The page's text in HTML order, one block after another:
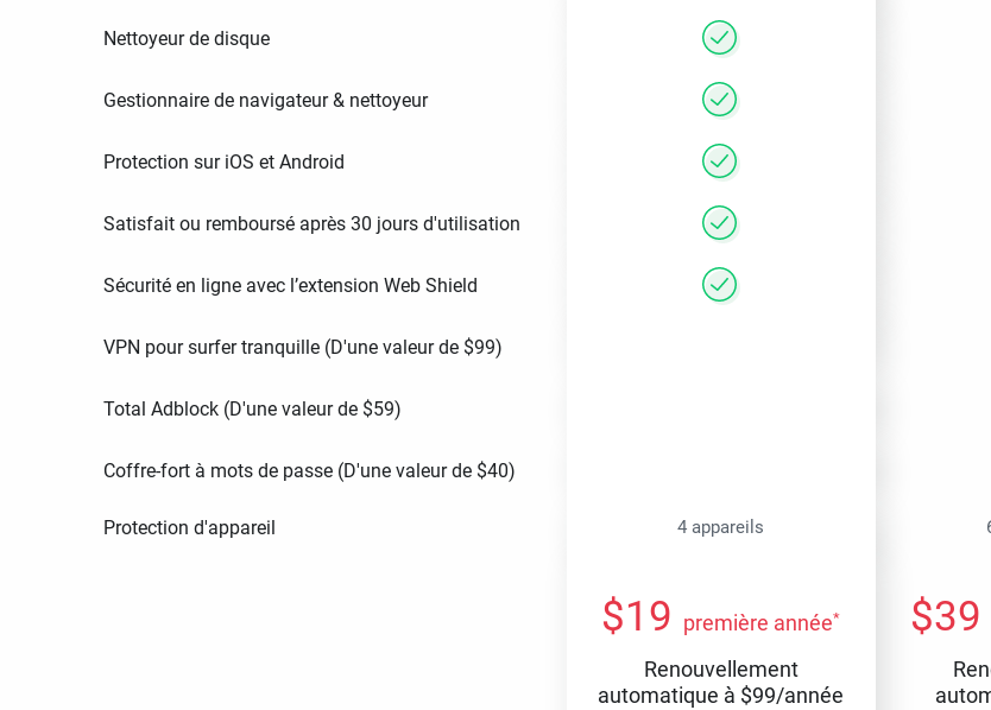
Nettoyeur de disque
Gestionnaire de navigateur & nettoyeur
Protection sur iOS et Android
Satisfait ou remboursé après 30 jours d'utilisation
Sécurité en ligne avec l’extension Web Shield
VPN pour surfer tranquille (D'une valeur de $99)
Total Adblock (D'une valeur de $59)
Coffre-fort à mots de passe (D'une valeur de $40)
Protection d'appareil 4 appareils
$19 première année*
Renouvellement
automatique à $99/année
$39